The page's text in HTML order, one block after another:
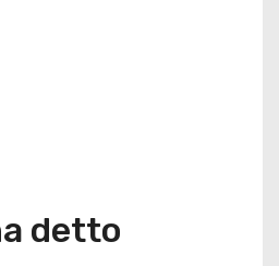
detto